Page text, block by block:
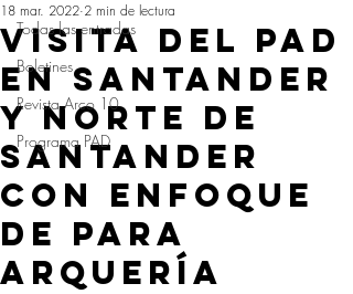
Todas las entradas
Boletines
Revista Arco 10
Programa PAD
VISITA DEL PAD
EN SANTANDER
Y NORTE DE
SANTANDER
CON ENFOQUE
DE PARA
ARQUERÍA
18 mar. 2022 2 min de lectura